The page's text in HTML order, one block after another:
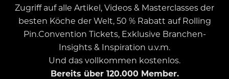
Zugriff auf alle Artikel, Videos & Masterclasses der
besten Köche der Welt, 50 % Rabatt auf Rolling
Pin.Convention Tickets, Exklusive Branchen-
Insights & Inspiration u.v.m.
Und das vollkommen kostenlos.
Bereits über 120.000 Member.